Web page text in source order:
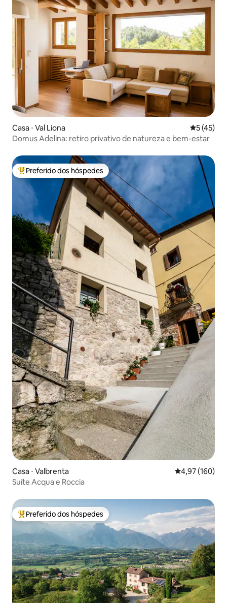
Casa ⋅ Val Liona 5 de uma
5 (45)
Domus Adelina: retiro privativo de natureza e bem-estar
Entre os melhores preferidos dos hóspedes
Preferido dos hóspedes
Casa ⋅ Valbrenta 4,97 de uma
4,97 (160)
Suíte Acqua e Roccia
Entre os melhores preferidos dos hóspedes
Preferido dos hóspedes